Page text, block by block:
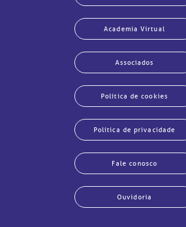
Academia Virtual
Associados
Política de cookies
Política de privacidade
Fale conosco
Ouvidoria